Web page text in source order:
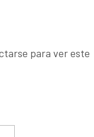
para ver este